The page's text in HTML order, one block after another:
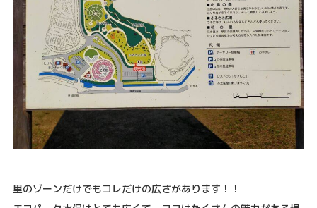
里のゾーンだけでもコレだけの広さがあります！！